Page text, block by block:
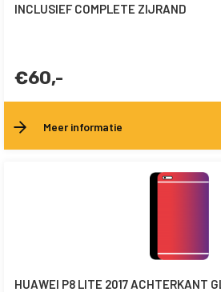
INCLUSIEF COMPLETE ZIJRAND
€60,-
Meer informatie
HUAWEI P8 LITE 2017 ACHTERKANT